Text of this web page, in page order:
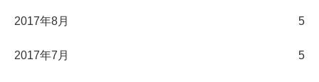
2017年8月 5
2017年7月 5